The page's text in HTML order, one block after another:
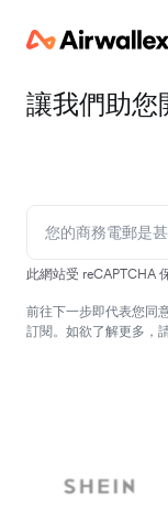
讓我們助
此網站受 reCAPTCHA
前往下一步即代表您同
訂閱。如欲了解更多，